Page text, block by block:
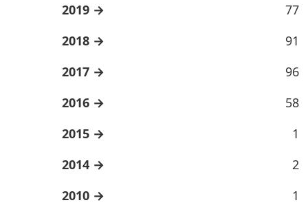
2019
77
2018
91
2017
96
2016
58
2015
1
2014
2
2010
1